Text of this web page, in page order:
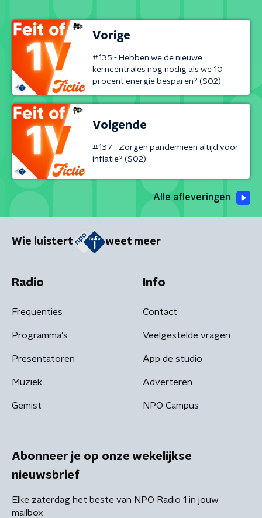
Vorige
#135 - Hebben we de nieuwe
kerncentrales nog nodig als we 10
procent energie besparen? (S02)
Volgende
#137 - Zorgen pandemieën altijd voor
inflatie? (S02)
Alle afleveringen
Wie luistert weet meer
Radio
Frequenties
Programma's
Presentatoren
Muziek
Gemist
Info
Contact
Veelgestelde vragen
App de studio
Adverteren
NPO Campus
Abonneer je op onze wekelijkse
nieuwsbrief
Elke zaterdag het beste van NPO Radio 1 in jouw
mailbox